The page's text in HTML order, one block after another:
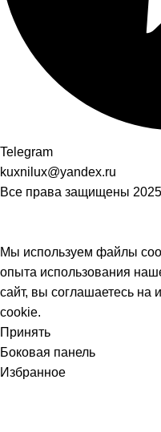
Telegram
kuxnilux@yandex.ru
Все права защищены
Мы используем файлы
опыта использования
сайт, вы соглашаетесь на
cookie.
Принять
Боковая панель
Избранное